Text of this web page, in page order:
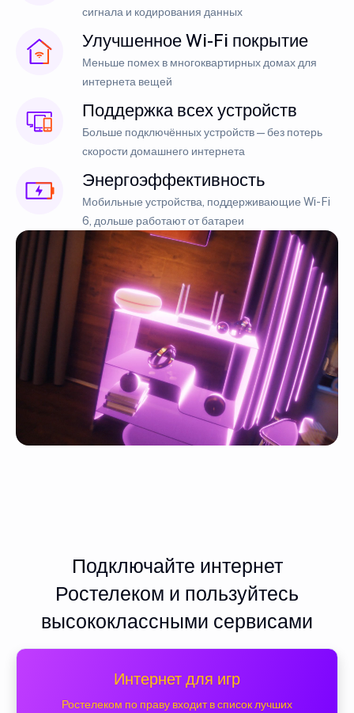
сигнала и кодирования данных
Улучшенное Wi-Fi покрытие
Меньше помех в многоквартирных домах для
интернета вещей
Поддержка всех устройств
Больше подключённых устройств — без потерь
скорости домашнего интернета
Энергоэффективность
Мобильные устройства, поддерживающие Wi-Fi
6, дольше работают от батареи
Подключайте интернет
Ростелеком и пользуйтесь
высококлассными сервисами
Интернет для игр
Ростелеком по праву входит в список лучших